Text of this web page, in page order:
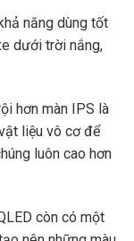
năng dùng tốt
dưới trời nắng,
hơn màn IPS là
liệu vô cơ để
luôn cao hơn
còn có một